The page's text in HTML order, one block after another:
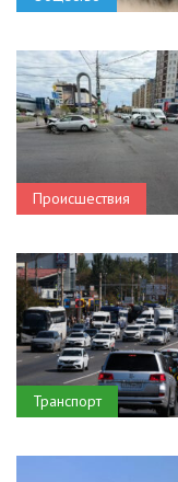
Происшествия
Транспорт